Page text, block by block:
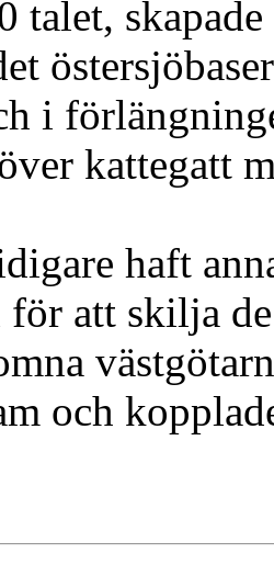
talet,
i
kattegatt
haft
att skilja
och